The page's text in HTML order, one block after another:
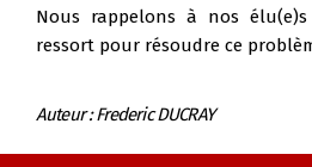
Nous rappelons à nos
ressort pour résoudre ce
Auteur : Frederic DUCRAY